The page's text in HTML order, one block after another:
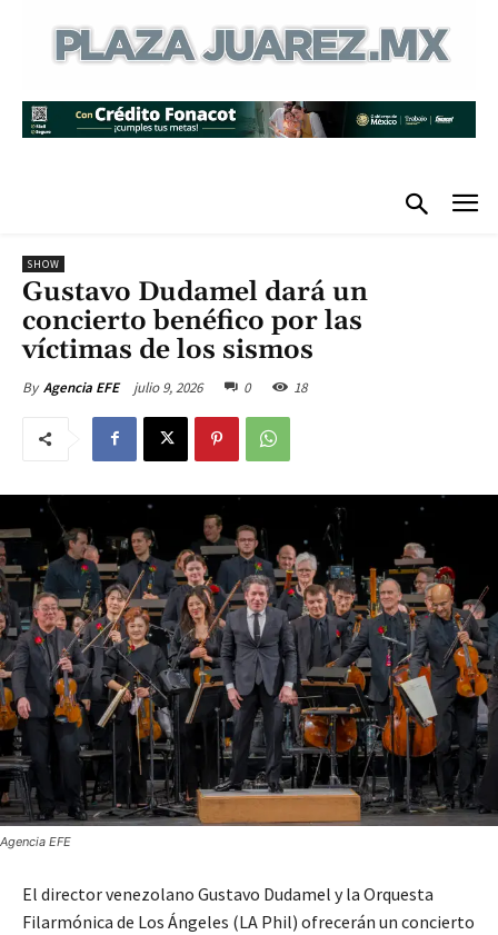
SHOW
Gustavo Dudamel dará un
concierto benéfico por las
víctimas de los sismos
By Agencia EFE julio 9, 2026 0 18
Agencia EFE
El director venezolano Gustavo Dudamel y la Orquesta
Filarmónica de Los Ángeles (LA Phil) ofrecerán un concierto